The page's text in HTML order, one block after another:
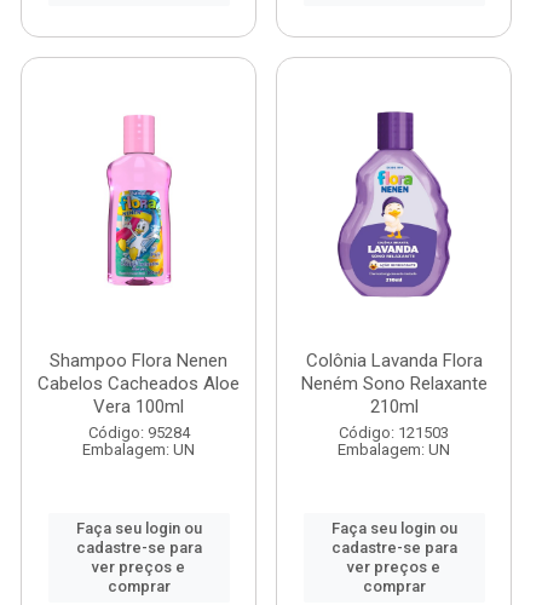
Shampoo Flora Nenen
Cabelos Cacheados Aloe
Vera 100ml
Código: 95284
Embalagem: UN
Faça seu login ou
cadastre-se para
ver preços e
comprar
Colônia Lavanda Flora
Neném Sono Relaxante
210ml
Código: 121503
Embalagem: UN
Faça seu login ou
cadastre-se para
ver preços e
comprar